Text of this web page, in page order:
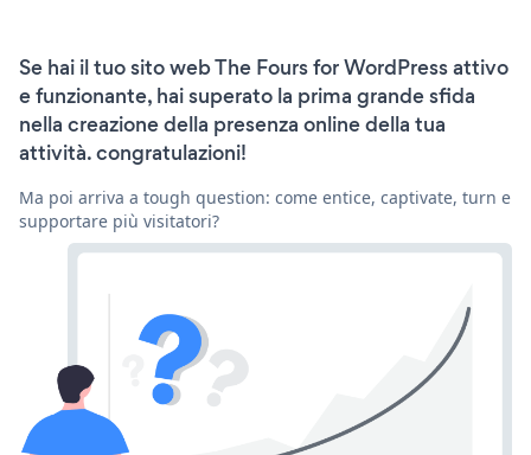
Se hai il tuo sito web The Fours for WordPress attivo
e funzionante, hai superato la prima grande sfida
nella creazione della presenza online della tua
attività. congratulazioni!
Ma poi arriva a tough question: come entice, captivate, turn e
supportare più visitatori?